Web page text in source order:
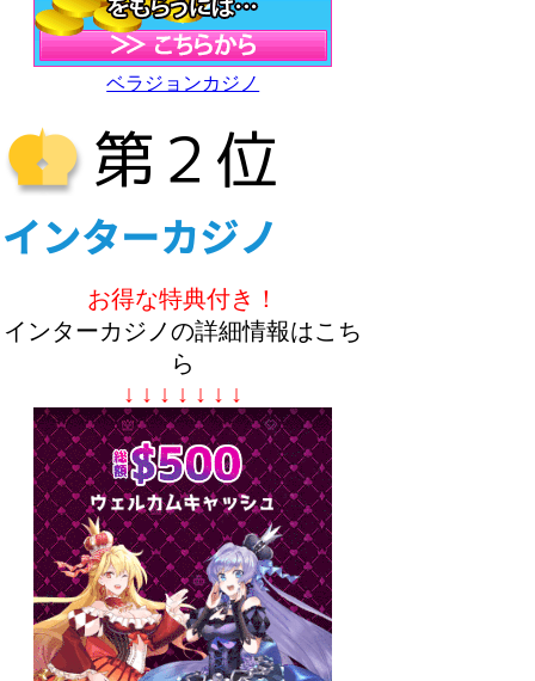
ベラジョンカジノ
お得な特典付き！
インターカジノの詳細情報はこち
ら
↓ ↓ ↓ ↓ ↓ ↓ ↓